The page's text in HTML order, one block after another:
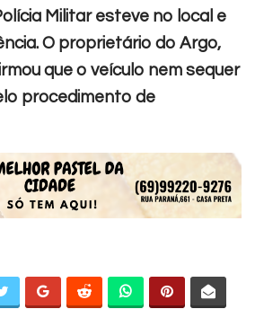
Militar esteve no local e
O proprietário do Argo,
que o veículo nem sequer
procedimento de